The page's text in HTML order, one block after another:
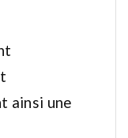
ainsi une